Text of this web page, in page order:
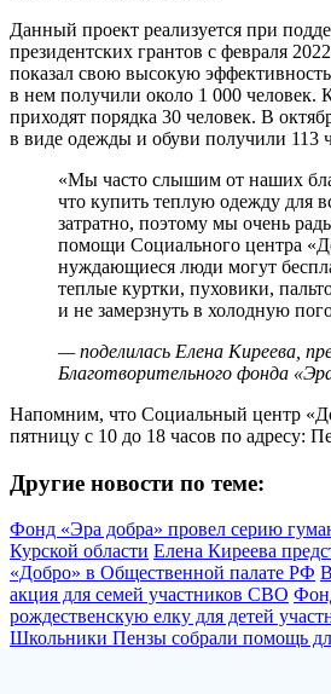
Данный проект реализуется при
президентских грантов с февраля
показал свою высокую
в нем получили около 1 000
приходят порядка 30 человек. В
в виде одежды и обуви получили 113
«Мы часто слышим от наших
что купить теплую одежду для
затратно, поэтому мы очень
помощи Социального центра
нуждающиеся люди могут
теплые куртки, пуховики,
и не замерзнуть в холодную
— поделилась Елена Киреева,
Благотворительного фонда
Напомним, что Социальный центр
пятницу с 10 до 18 часов по адресу:
Другие новости по теме:
Фонд «Эра добра» провел серию
Курской области Елена Киреева
«Добро» в Общественной палате РФ
акция для семей участников СВО
рождественскую елку для детей
Школьники Пензы собрали помощь